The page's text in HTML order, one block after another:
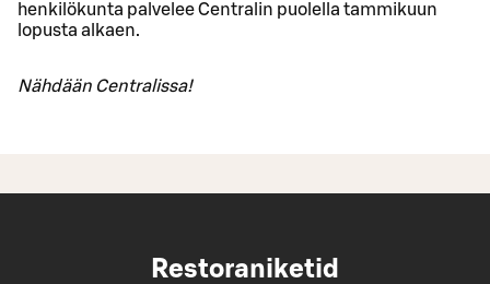
henkilökunta palvelee Centralin puolella tammikuun
lopusta alkaen.
Nähdään Centralissa!
Restoraniketid